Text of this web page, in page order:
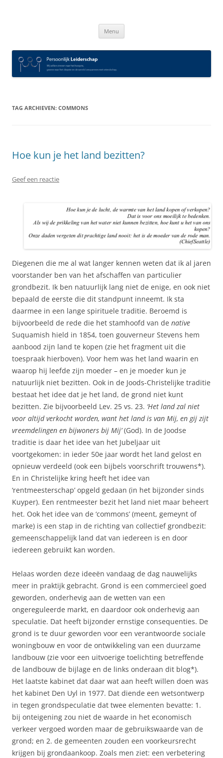
Menu
TAG ARCHIEVEN: COMMONS
Hoe kun je het land bezitten?
Geef een reactie
Diegenen die me al wat langer kennen weten dat ik al jaren
voorstander ben van het afschaffen van particulier
grondbezit. Ik ben natuurlijk lang niet de enige, en ook niet
bepaald de eerste die dit standpunt inneemt. Ik sta
daarmee in een lange spirituele traditie. Beroemd is
bijvoorbeeld de rede die het stamhoofd van de native
Suquamish hield in 1854, toen gouverneur Stevens hem
aanbood zijn land te kopen (zie het fragment uit die
toespraak hierboven). Voor hem was het land waarin en
waarop hij leefde zijn moeder – en je moeder kun je
natuurlijk niet bezitten. Ook in de Joods-Christelijke traditie
bestaat het idee dat je het land, de grond niet kunt
bezitten. Zie bijvoorbeeld Lev. 25 vs. 23. ‘Het land zal niet
voor altijd verkocht worden, want het land is van Mij, en gij zijt
vreemdelingen en bijwoners bij Mij’(God). In de Joodse
traditie is daar het idee van het Jubeljaar uit
voortgekomen: in ieder 50e jaar wordt het land gelost en
opnieuw verdeeld (ook een bijbels voorschrift trouwens*).
En in Christelijke kring heeft het idee van
‘rentmeesterschap’ opgeld gedaan (in het bijzonder sinds
Kuyper). Een rentmeester bezit het land niet maar beheert
het. Ook het idee van de ‘commons’ (meent, gemeynt of
marke) is een stap in de richting van collectief grondbezit:
gemeenschappelijk land dat van iedereen is en door
iedereen gebruikt kan worden.
Helaas worden deze ideeën vandaag de dag nauwelijks
meer in praktijk gebracht. Grond is een commercieel goed
geworden, onderhevig aan de wetten van een
ongereguleerde markt, en daardoor ook onderhevig aan
speculatie. Dat heeft bijzonder ernstige consequenties. De
grond is te duur geworden voor een verantwoorde sociale
woningbouw en voor de ontwikkeling van een duurzame
landbouw (zie voor een uitvoerige toelichting betreffende
de landbouw de bijlage en de links onderaan dit blog*).
Het laatste kabinet dat daar wat aan heeft willen doen was
het kabinet Den Uyl in 1977. Dat diende een wetsontwerp
in tegen grondspeculatie dat twee elementen bevatte: 1.
bij onteigening zou niet de waarde in het economisch
verkeer vergoed worden maar de gebruikswaarde van de
grond; en 2. de gemeenten zouden een voorkeursrecht
krijgen bij grondaankoop. Zoals men ziet: een verbetering